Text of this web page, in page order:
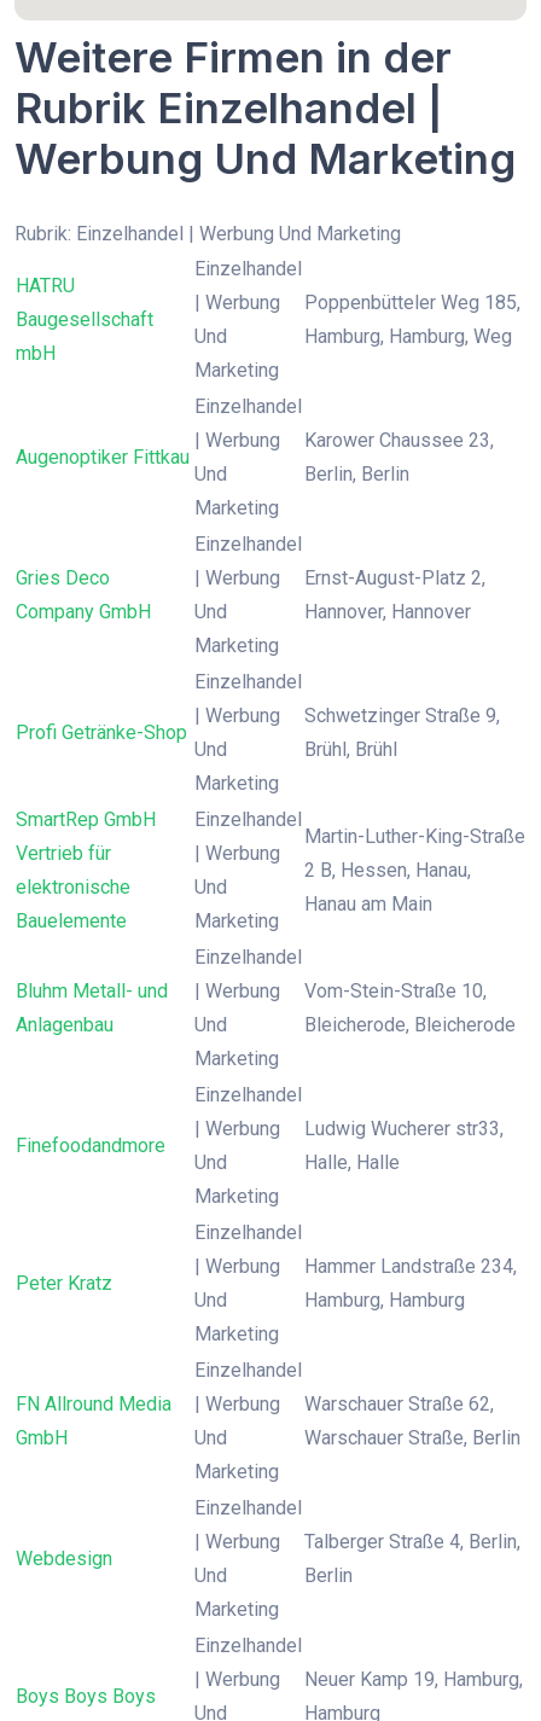
Weitere Firmen in der
Rubrik Einzelhandel |
Werbung Und Marketing
Rubrik: Einzelhandel | Werbung Und Marketing
HATRU
Baugesellschaft
mbH
Einzelhandel
| Werbung
Und
Marketing
Poppenbütteler Weg 185,
Hamburg, Hamburg, Weg
Augenoptiker Fittkau
Einzelhandel
| Werbung
Und
Marketing
Karower Chaussee 23,
Berlin, Berlin
Gries Deco
Company GmbH
Einzelhandel
| Werbung
Und
Marketing
Ernst-August-Platz 2,
Hannover, Hannover
Profi Getränke-Shop
Einzelhandel
| Werbung
Und
Marketing
Schwetzinger Straße 9,
Brühl, Brühl
SmartRep GmbH
Vertrieb für
elektronische
Bauelemente
Einzelhandel
| Werbung
Und
Marketing
Martin-Luther-King-Straße
2 B, Hessen, Hanau,
Hanau am Main
Bluhm Metall- und
Anlagenbau
Einzelhandel
| Werbung
Und
Marketing
Vom-Stein-Straße 10,
Bleicherode, Bleicherode
Finefoodandmore
Einzelhandel
| Werbung
Und
Marketing
Ludwig Wucherer str33,
Halle, Halle
Peter Kratz
Einzelhandel
| Werbung
Und
Marketing
Hammer Landstraße 234,
Hamburg, Hamburg
FN Allround Media
GmbH
Einzelhandel
| Werbung
Und
Marketing
Warschauer Straße 62,
Warschauer Straße, Berlin
Webdesign
Einzelhandel
| Werbung
Und
Marketing
Talberger Straße 4, Berlin,
Berlin
Boys Boys Boys
Einzelhandel
| Werbung
Und
Neuer Kamp 19, Hamburg,
Hamburg